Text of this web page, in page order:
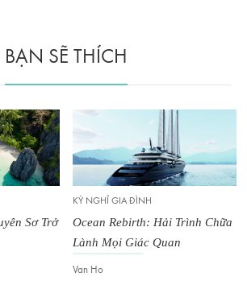
BẠN SẼ THÍCH
Sơ Trở
KỲ NGHỈ GIA ĐÌNH
Ocean Rebirth: Hải Trình Chữa
Lành Mọi Giác Quan
Van Ho